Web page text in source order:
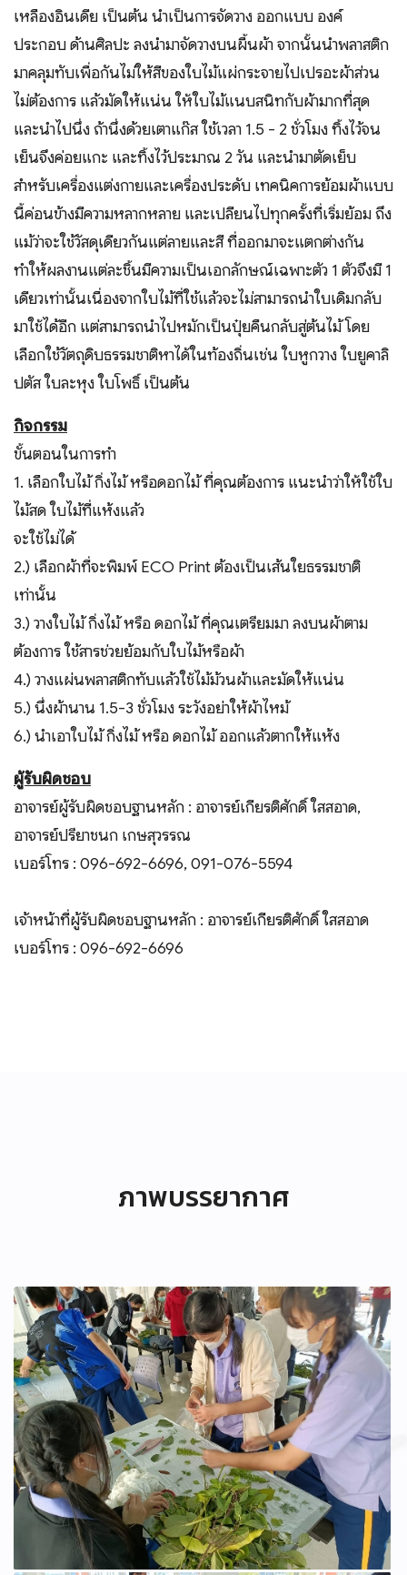
เหลืองอินเดีย เป็นต้น นำเป็นการจัดวาง ออกแบบ องค์
ประกอบ ด้านศิลปะ ลงนำมาจัดวางบนผื้นผ้า จากนั้นนำพลาสติก
มาคลุมทับเพื่อกันไม่ให้สีของใบไม้แผ่กระจายไปเปรอะผ้าส่วน
ไม่ต้องการ แล้วมัดให้แน่น ให้ใบไม้แนบสนิทกับผ้ามากที่สุด
และนำไปนึ่ง ถ้านึ่งด้วยเตาแก๊ส ใช้เวลา 1.5 - 2 ชั่วโมง ทิ้งไว้จน
เย็นจึงค่อยแกะ และทิ้งไว้ประมาณ 2 วัน และนำมาตัดเย็บ
สำหรับเครื่องแต่งกายและเครื่องประดับ เทคนิคการย้อมผ้าแบบ
นี้ค่อนข้างมีความหลากหลาย และเปลียนไปทุกครั้งที่เริ่มย้อม ถึง
แม้ว่าจะใช้วัสดุเดียวกันแต่ลายและสี ที่ออกมาจะแตกต่างกัน
ทำให้ผลงานแต่ละชิ้นมีความเป็นเอกลักษณ์เฉพาะตัว 1 ตัวจึงมี 1
เดียวเท่านั้นเนื่องจากใบไม้ที่ใช้แล้วจะไม่สามารถนำใบเดิมกลับ
มาใช้ได้อีก แต่สามารถนำไปหมักเป็นปุ๋ยคืนกลับสู่ต้นไม้ โดย
เลือกใช้วัตถุดิบธรรมชาติหาได้ในท้องถิ่นเช่น ใบหูกวาง ใบยูคาลิ
ปตัส ใบละหุง ใบโพธิ์ เป็นต้น
กิจกรรม
ขั้นตอนในการทำ
1. เลือกใบไม้ กิ่งไม้ หรือดอกไม้ ที่คุณต้องการ แนะนำว่าให้ใช้ใบ
ไม้สด ใบไม้ที่แห้งแล้ว
จะใช้ไม่ได้
2.) เลือกผ้าที่จะพิมพ์ ECO Print ต้องเป็นเส้นใยธรรมชาติ
เท่านั้น
3.) วางใบไม้ กิ่งไม้ หรือ ดอกไม้ ที่คุณเตรียมมา ลงบนผ้าตาม
ต้องการ ใช้สารช่วยย้อมกับใบไม้หรือผ้า
4.) วางแผ่นพลาสติกทับแล้วใช้ไม้ม้วนผ้าและมัดให้แน่น
5.) นึ่งผ้านาน 1.5-3 ชั่วโมง ระวังอย่าให้ผ้าไหม้
6.) นำเอาใบไม้ กิ่งไม้ หรือ ดอกไม้ ออกแล้วตากให้แห้ง
ผู้รับผิดชอบ
อาจารย์ผู้รับผิดชอบฐานหลัก : อาจารย์เกียรติศักดิ์ ใสสอาด,
อาจารย์ปรียาชนก เกษสุวรรณ
เบอร์โทร : 096-692-6696, 091-076-5594
เจ้าหน้าที่ผู้รับผิดชอบฐานหลัก : อาจารย์เกียรติศักดิ์ ใสสอาด
เบอร์โทร : 096-692-6696
ภาพบรรยากาศ